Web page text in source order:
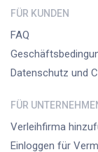
FÜR KUNDEN
FAQ
Datenschutz und
FÜR
Verleihfirma
Einloggen für